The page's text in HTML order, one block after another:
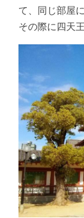
て、同じ部屋
その際に四天